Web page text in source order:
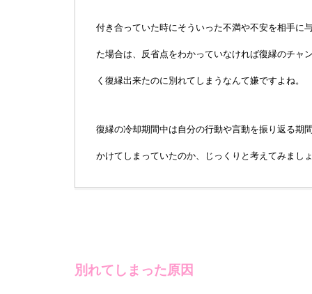
付き合っていた時にそういった不満や不安を相手に
た場合は、反省点をわかっていなければ復縁のチャ
く復縁出来たのに別れてしまうなんて嫌ですよね。
復縁の冷却期間中は自分の行動や言動を振り返る期
かけてしまっていたのか、じっくりと考えてみまし
別れてしまった原因